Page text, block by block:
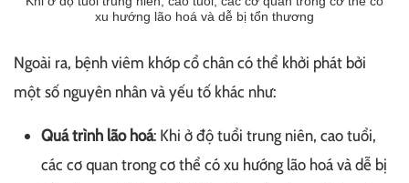
xu hướng lão hoá và dễ bị tổn thương
Ngoài ra, bệnh viêm khớp cổ chân có thể khởi phát bởi
một số nguyên nhân và yếu tố khác như:
Quá trình lão hoá: Khi ở độ tuổi trung niên, cao tuổi,
các cơ quan trong cơ thể có xu hướng lão hoá và dễ bị